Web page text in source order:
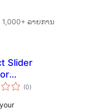
ລາຍການ
Slider
(0ຄະແນນ
ທັງໝົດ
)